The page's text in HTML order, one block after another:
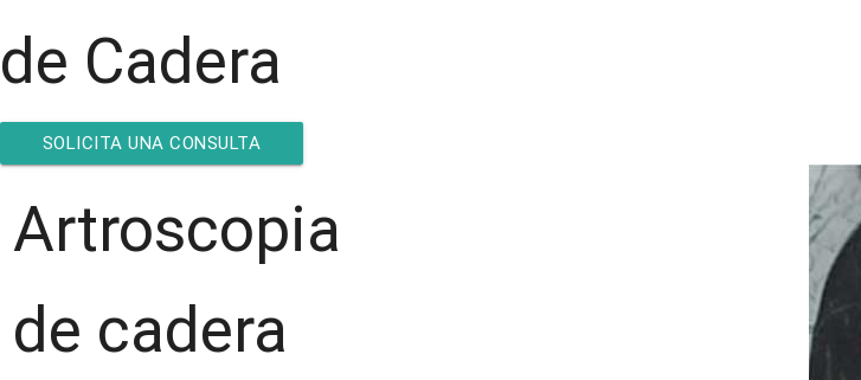
de Cadera
SOLICITA UNA CONSULTA
Artroscopia
de cadera